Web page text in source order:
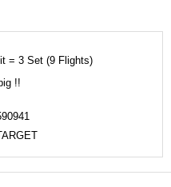
= 3 Set (9 Flights)
!!